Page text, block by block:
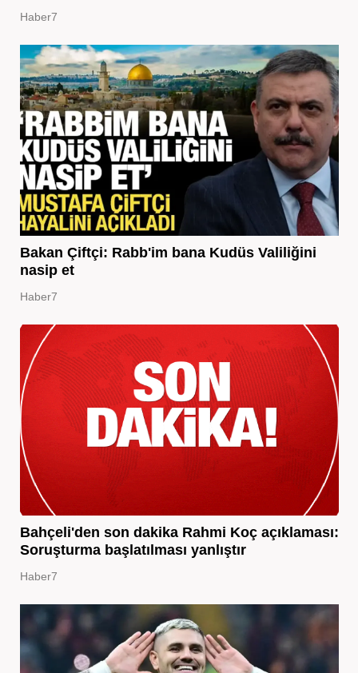
Haber7
Bakan Çiftçi: Rabb'im bana Kudüs Valiliğini
nasip et
Haber7
Bahçeli'den son dakika Rahmi Koç açıklaması:
Soruşturma başlatılması yanlıştır
Haber7